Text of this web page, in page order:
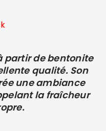
partir de bentonite
qualité. Son
une ambiance
la fraîcheur